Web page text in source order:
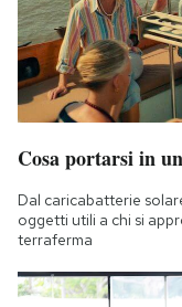
Cosa portarsi in
Dal caricabatterie
oggetti utili a chi si
terraferma